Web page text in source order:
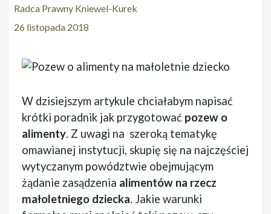
Radca Prawny Kniewel-Kurek
26 listopada 2018
W dzisiejszym artykule chciałabym napisać
krótki poradnik jak przygotować pozew o
alimenty. Z uwagi na szeroką tematykę
omawianej instytucji, skupię się na najczęściej
wytyczanym powództwie obejmującym
żądanie zasądzenia alimentów na rzecz
małoletniego dziecka. Jakie warunki